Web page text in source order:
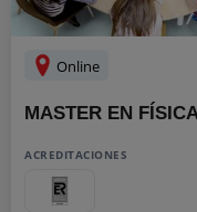
Online
MASTER EN
ACREDITACIONES